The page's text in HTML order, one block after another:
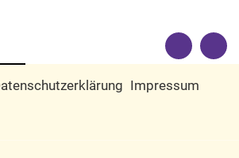
Impressum